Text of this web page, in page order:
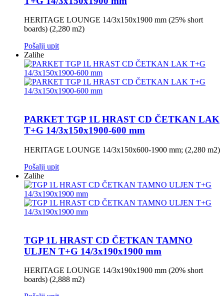
HERITAGE LOUNGE 14/3x150x1900 mm (25% short
boards) (2,280 m2)
Pošalji upit
Zalihe
PARKET TGP 1L HRAST CD ČETKAN LAK
T+G 14/3x150x1900-600 mm
HERITAGE LOUNGE 14/3x150x600-1900 mm; (2,280 m2)
Pošalji upit
Zalihe
TGP 1L HRAST CD ČETKAN TAMNO
ULJEN T+G 14/3x190x1900 mm
HERITAGE LOUNGE 14/3x190x1900 mm (20% short
boards) (2,888 m2)